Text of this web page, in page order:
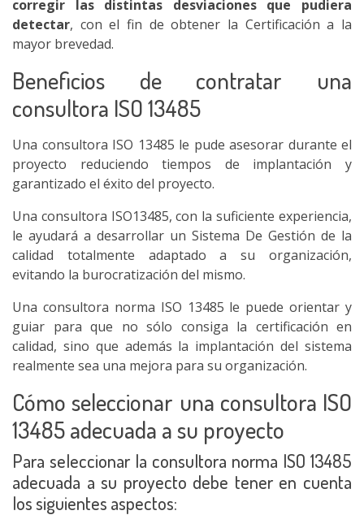
corregir las distintas desviaciones que pudiera
detectar, con el fin de obtener la Certificación a la
mayor brevedad.
Beneficios de contratar una
consultora ISO 13485
Una consultora ISO 13485 le pude asesorar durante el
proyecto reduciendo tiempos de implantación y
garantizado el éxito del proyecto.
Una consultora ISO13485, con la suficiente experiencia,
le ayudará a desarrollar un Sistema De Gestión de la
calidad totalmente adaptado a su organización,
evitando la burocratización del mismo.
Una consultora norma ISO 13485 le puede orientar y
guiar para que no sólo consiga la certificación en
calidad, sino que además la implantación del sistema
realmente sea una mejora para su organización.
Cómo seleccionar una consultora ISO
13485 adecuada a su proyecto
Para seleccionar la consultora norma ISO 13485
adecuada a su proyecto debe tener en cuenta
los siguientes aspectos: